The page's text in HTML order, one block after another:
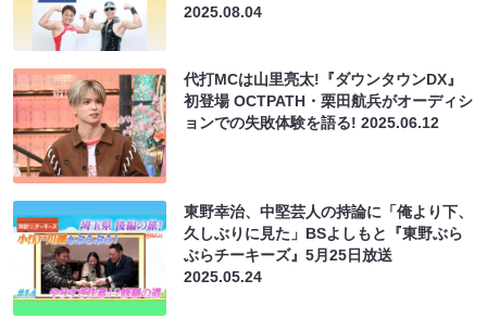
2025.08.04
代打MCは山里亮太!『ダウンタウンDX』
初登場 OCTPATH・栗田航兵がオーディシ
ョンでの失敗体験を語る!2025.06.12
東野幸治、中堅芸人の持論に「俺より下、
久しぶりに見た」BSよしもと『東野ぶら
ぶらチーキーズ』5月25日放送
2025.05.24